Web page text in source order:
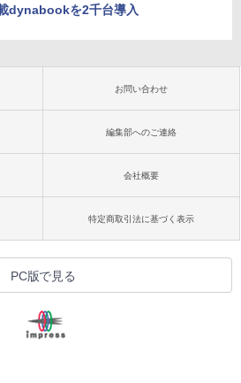
dynabookを2千台導入
お問い合わせ
編集部へのご連絡
会社概要
特定商取引法に基づく表示
PC版で見る